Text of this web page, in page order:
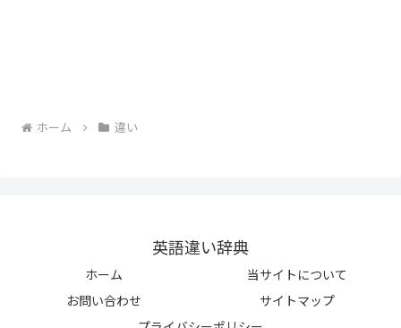
ホーム 違い
英語違い辞典
ホーム
当サイトについて
お問い合わせ
サイトマップ